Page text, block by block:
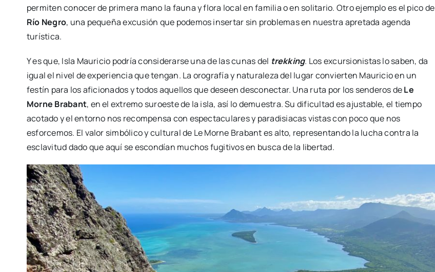
permiten conocer de primera mano la fauna y flora local en familia o en solitario. Otro ejemplo es el pico de
Río Negro, una pequeña excusión que podemos insertar sin problemas en nuestra apretada agenda
turística.
Y es que, Isla Mauricio podría considerarse una de las cunas del trekking. Los excursionistas lo saben, da
igual el nivel de experiencia que tengan. La orografía y naturaleza del lugar convierten Mauricio en un
festín para los aficionados y todos aquellos que deseen desconectar. Una ruta por los senderos deLe
Morne Brabant, en el extremo suroeste de la isla, así lo demuestra. Su dificultad es ajustable, el tiempo
acotado y el entorno nos recompensa con espectaculares y paradisiacas vistas con poco que nos
esforcemos. El valor simbólico y cultural de Le Morne Brabant es alto, representando la lucha contra la
esclavitud dado que aquí se escondían muchos fugitivos en busca de la libertad.